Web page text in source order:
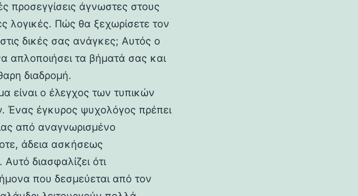
προσεγγίσεις άγνωστες στους
λογικές. Πώς θα ξεχωρίσετε τον
δικές σας ανάγκες; Αυτός ο
απλοποιήσει τα βήματά σας και
διαδρομή.
είναι ο έλεγχος των τυπικών
Ένας έγκυρος ψυχολόγος πρέπει
από αναγνωρισμένο
άδεια ασκήσεως
διασφαλίζει ότι
που δεσμεύεται από τον